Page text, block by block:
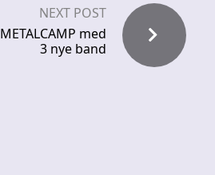
NEXT POST
METALCAMP med
3 nye band